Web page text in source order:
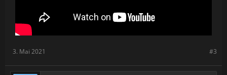
#3
3. Mai 2021